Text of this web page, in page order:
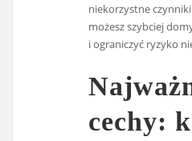
niekorzystne
możesz szybciej
i ograniczyć ryzyko
cechy: